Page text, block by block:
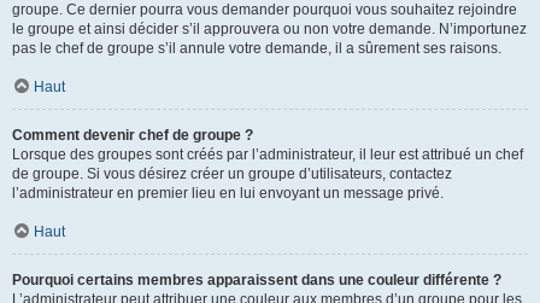
groupe. Ce dernier pourra vous demander pourquoi vous souhaitez rejoindre
le groupe et ainsi décider s’il approuvera ou non votre demande. N’importunez
pas le chef de groupe s’il annule votre demande, il a sûrement ses raisons.
Haut
Comment devenir chef de groupe ?
Lorsque des groupes sont créés par l’administrateur, il leur est attribué un chef
de groupe. Si vous désirez créer un groupe d’utilisateurs, contactez
l’administrateur en premier lieu en lui envoyant un message privé.
Haut
Pourquoi certains membres apparaissent dans une couleur différente ?
L’administrateur peut attribuer une couleur aux membres d’un groupe pour les